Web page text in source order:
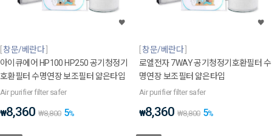
창문/베란다
아이큐에어 HP100 HP250 공기청정기
호환필터 수명연장 보조필터 얇은타입
Air purifier filter safer
₩8,360 ₩8,800 5%
창문/베란다
로엘전자 7WAY 공기청정기호환필터 수
명연장 보조필터 얇은타입
Air purifier filter safer
₩8,360 ₩8,800 5%